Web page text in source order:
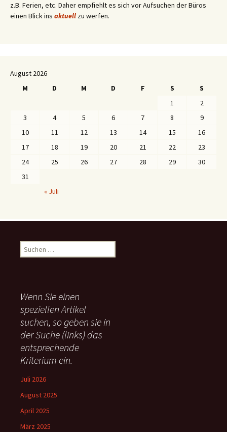
z.B. Ferien, etc. Daher empfiehlt es sich vor Aufsuchen der Büros
einen Blick ins aktuell zu werfen.
August 2026
M
D M D F S
S
1
2
3
4 5 6 7 8
9
10
11 12 13 14 15
16
17
18 19 20 21 22
23
24
25 26 27 28 29
30
31
« Juli
u
n
n
a
c
:
Wenn Sie einen
speziellen Artikel
suchen, so geben sie in
der Suche (links) das
entsprechende
Kriterium ein.
Juli 2026
August 2025
April 2025
März 2025